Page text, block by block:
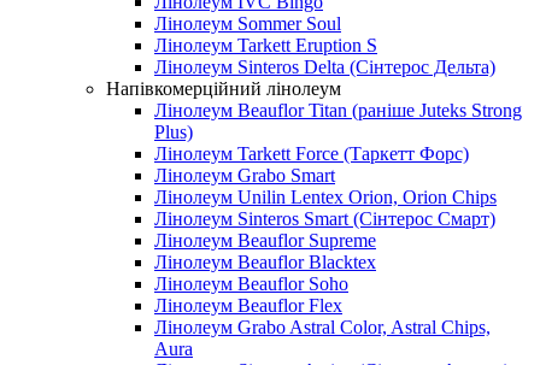
Лінолеум Sommer Soul
Лінолеум Tarkett Eruption S
Лінолеум Sinteros Delta (Сінтерос Дельта)
Напівкомерційний лінолеум
Лінолеум Beauflor Titan (раніше Juteks Strong
Plus)
Лінолеум Tarkett Force (Таркетт Форс)
Лінолеум Grabo Smart
Лінолеум Unilin Lentex Orion, Orion Chips
Лінолеум Sinteros Smart (Сінтерос Смарт)
Лінолеум Beauflor Supreme
Лінолеум Beauflor Blacktex
Лінолеум Beauflor Soho
Лінолеум Beauflor Flex
Лінолеум Grabo Astral Color, Astral Chips,
Aura